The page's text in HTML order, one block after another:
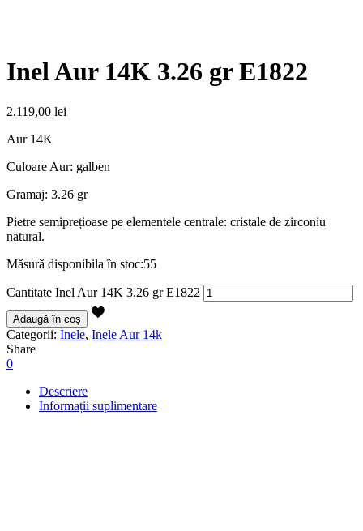
Inel Aur 14K 3.26 gr E1822
2.119,00 lei
Aur 14K
Culoare Aur: galben
Gramaj: 3.26 gr
Pietre semiprețioase pe elementele centrale: cristale de zirconiu
natural.
Măsură disponibila în stoc:55
Cantitate Inel Aur 14K 3.26 gr E1822
Adaugă în coș
Categorii: Inele, Inele Aur 14k
Share
0
Descriere
Informații suplimentare